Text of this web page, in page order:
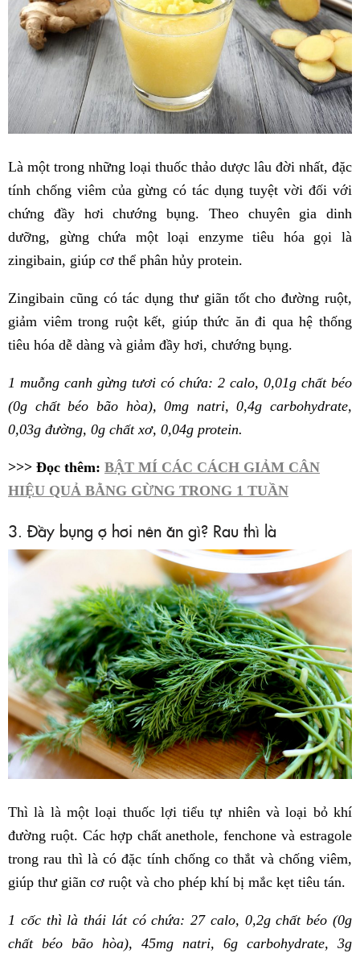
Là một trong những loại thuốc thảo dược lâu đời nhất, đặc
tính chống viêm của gừng có tác dụng tuyệt vời đối với
chứng đầy hơi chướng bụng. Theo chuyên gia dinh
dưỡng, gừng chứa một loại enzyme tiêu hóa gọi là
zingibain, giúp cơ thể phân hủy protein.
Zingibain cũng có tác dụng thư giãn tốt cho đường ruột,
giảm viêm trong ruột kết, giúp thức ăn đi qua hệ thống
tiêu hóa dễ dàng và giảm đầy hơi, chướng bụng.
1 muỗng canh gừng tươi có chứa: 2 calo, 0,01g chất béo
(0g chất béo bão hòa), 0mg natri, 0,4g carbohydrate,
0,03g đường, 0g chất xơ, 0,04g protein.
>>> Đọc thêm: BẬT MÍ CÁC CÁCH GIẢM CÂN
HIỆU QUẢ BẰNG GỪNG TRONG 1 TUẦN
3. Đầy bụng ợ hơi nên ăn gì? Rau thì là
Thì là là một loại thuốc lợi tiểu tự nhiên và loại bỏ khí
đường ruột. Các hợp chất anethole, fenchone và estragole
trong rau thì là có đặc tính chống co thắt và chống viêm,
giúp thư giãn cơ ruột và cho phép khí bị mắc kẹt tiêu tán.
1 cốc thì là thái lát có chứa: 27 calo, 0,2g chất béo (0g
chất béo bão hòa), 45mg natri, 6g carbohydrate, 3g